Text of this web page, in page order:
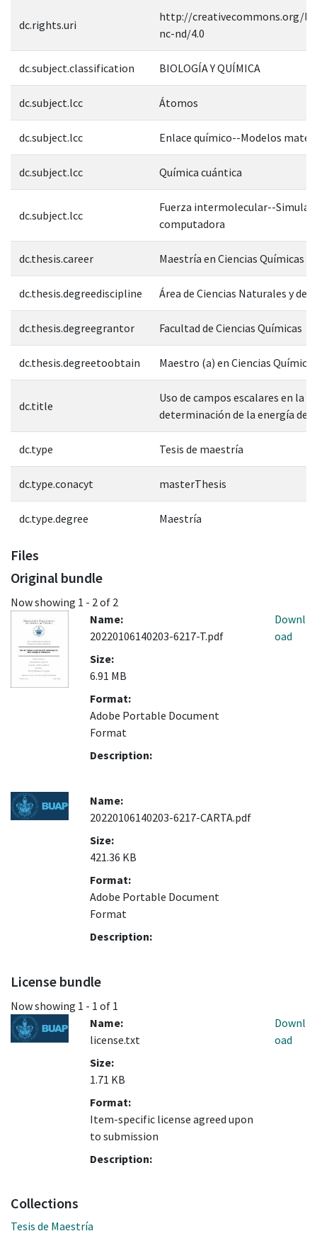
dc.rights.uri
http://creativecommons.org/
nc-nd/4.0
dc.subject.classification BIOLOGÍA Y QUÍMICA
dc.subject.lcc Átomos
dc.subject.lcc Enlace químico--Modelos
dc.subject.lcc Química cuántica
dc.subject.lcc
Fuerza intermolecular--
computadora
dc.thesis.career Maestría en Ciencias Químicas
dc.thesis.degreediscipline Área de Ciencias Naturales y de
dc.thesis.degreegrantor Facultad de Ciencias Químicas
dc.thesis.degreetoobtain Maestro (a) en Ciencias Químicas
dc.title
Uso de campos escalares en la
determinación de la energía de
dc.type Tesis de maestría
dc.type.conacyt masterThesis
dc.type.degree Maestría
Files
Original bundle
Now showing 1 - 2 of 2
Name:
20220106140203-6217-T.pdf
Size:
6.91 MB
Format:
Adobe Portable Document
Format
Description:
Downl
oad
Name:
20220106140203-6217-CARTA.pdf
Size:
421.36 KB
Format:
Adobe Portable Document
Format
Description:
License bundle
Now showing 1 - 1 of 1
Name:
license.txt
Size:
1.71 KB
Format:
Item-specific license agreed upon
to submission
Description:
Downl
oad
Collections
Tesis de Maestría